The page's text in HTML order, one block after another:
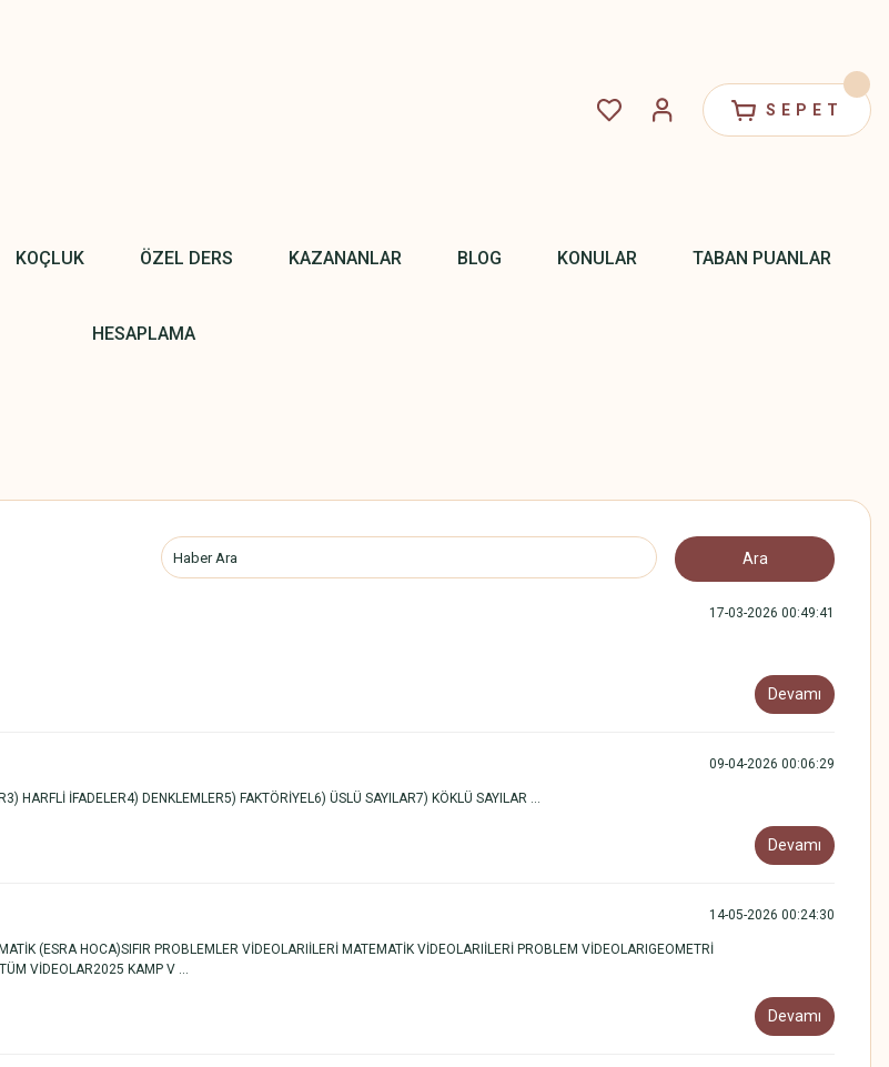
SEPET
KOÇLUK ÖZEL DERS KAZANANLAR BLOG KONULAR TABAN PUANLAR
HESAPLAMA
17-03-2026 00:49:41
Devamı
09-04-2026 00:06:29
HARFLİ İFADELER4) DENKLEMLER5) FAKTÖRİYEL6) ÜSLÜ SAYILAR7) KÖKLÜ SAYILAR ...
Devamı
14-05-2026 00:24:30
(ESRA HOCA)SIFIR PROBLEMLER VİDEOLARIİLERİ MATEMATİK VİDEOLARIİLERİ PROBLEM VİDEOLARIGEOMETRİ
VİDEOLAR2025 KAMP V ...
Devamı